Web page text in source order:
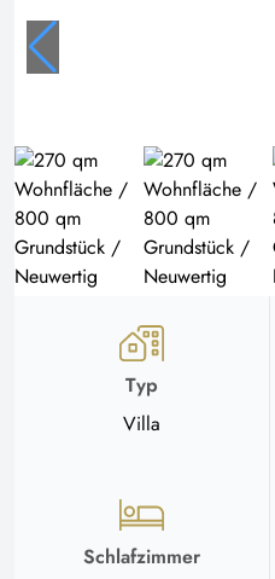
Typ
Villa
Schlafzimmer